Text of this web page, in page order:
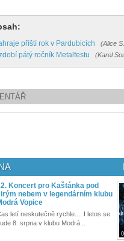
příští rok v Pardubicích (Alice
pátý ročník Metalfestu (Karel
Koncert pro Kaštánka pod
nebem v legendárním klubu
Vopice
letí neskutečně rychle.... I letos se
8. srpna v klubu Modrá...